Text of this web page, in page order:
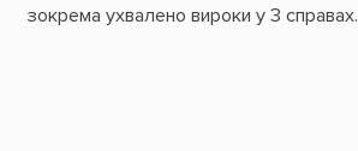
зокрема ухвалено вироки у 3 справах.